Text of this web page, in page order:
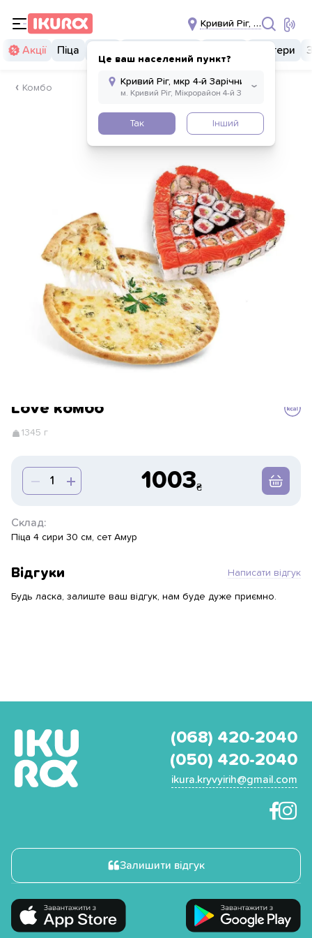
Кривий Ріг, мкр 4-й
Це ваш населений пункт?
Так Інший
Акції Піца Бургери
Комбо
Love комбо
1345 г
1003
Склад:
Піца 4 сири 30 см, сет Амур
Відгуки Написати відгук
Будь ласка, залиште ваш відгук, нам буде дуже приємно.
(068) 420-2040
(050) 420-2040
ikura.kryvyirih@gmail.com
Залишити відгук